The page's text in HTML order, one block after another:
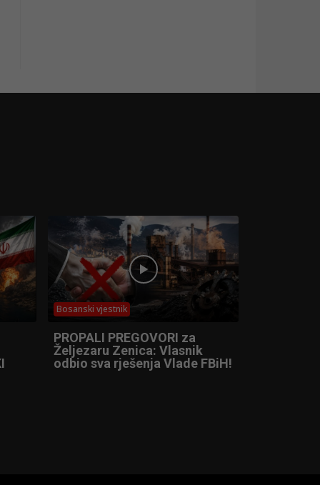
Bosanski vjestnik
PROPALI PREGOVORI za
Željezaru Zenica: Vlasnik
odbio sva rješenja Vlade FBiH!